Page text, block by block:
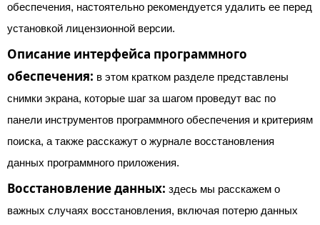
обеспечения, настоятельно рекомендуется удалить ее перед
установкой лицензионной версии.
Описание интерфейса программного
обеспечения: в этом кратком разделе представлены
снимки экрана, которые шаг за шагом проведут вас по
панели инструментов программного обеспечения и критериям
поиска, а также расскажут о журнале восстановления
данных программного приложения.
Восстановление данных: здесь мы расскажем о
важных случаях восстановления, включая потерю данных